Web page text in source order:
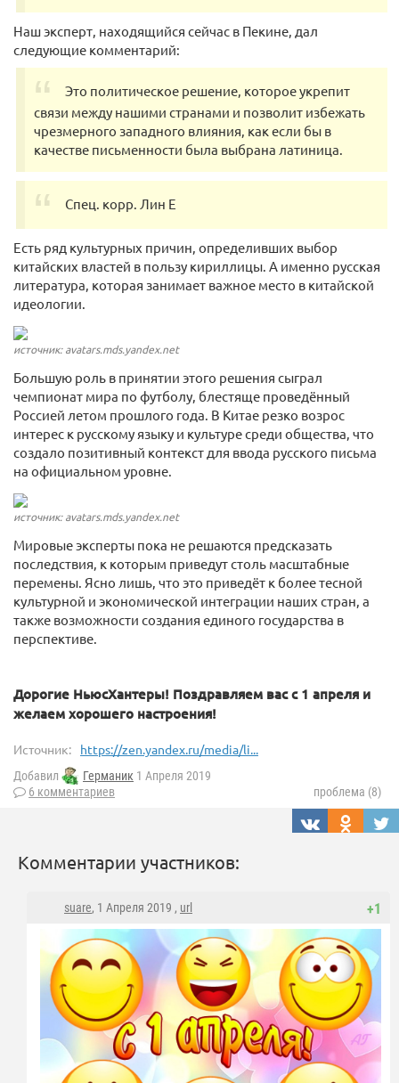
Наш эксперт, находящийся сейчас в Пекине, дал
следующие комментарий:
Это политическое решение, которое укрепит
связи между нашими странами и позволит избежать
чрезмерного западного влияния, как если бы в
качестве письменности была выбрана латиница.
Спец. корр. Лин Е
Есть ряд культурных причин, определивших выбор
китайских властей в пользу кириллицы. А именно русская
литература, которая занимает важное место в китайской
идеологии.
источник: avatars.mds.yandex.net
Большую роль в принятии этого решения сыграл
чемпионат мира по футболу, блестяще проведённый
Россией летом прошлого года. В Китае резко возрос
интерес к русскому языку и культуре среди общества, что
создало позитивный контекст для ввода русского письма
на официальном уровне.
источник: avatars.mds.yandex.net
Мировые эксперты пока не решаются предсказать
последствия, к которым приведут столь масштабные
перемены. Ясно лишь, что это приведёт к более тесной
культурной и экономической интеграции наших стран, а
также возможности создания единого государства в
перспективе.
Дорогие НьюсХантеры! Поздравляем вас с 1 апреля и
желаем хорошего настроения!
Источник: https://zen.yandex.ru/media/li...
Добавил Германик 1 Апреля 2019
6 комментариев
проблема (8)
Комментарии участников:
+1
suare, 1 Апреля 2019 , url